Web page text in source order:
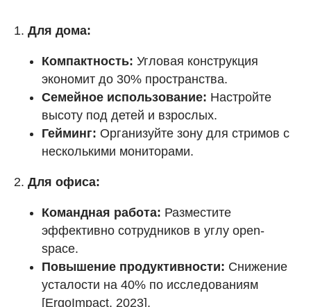
1. Для дома:
Компактность: Угловая конструкция
экономит до 30% пространства.
Семейное использование: Настройте
высоту под детей и взрослых.
Гейминг: Организуйте зону для стримов с
несколькими мониторами.
2. Для офиса:
Командная работа: Разместите
эффективно сотрудников в углу open-
space.
Повышение продуктивности: Снижение
усталости на 40% по исследованиям
[ErgoImpact, 2023].